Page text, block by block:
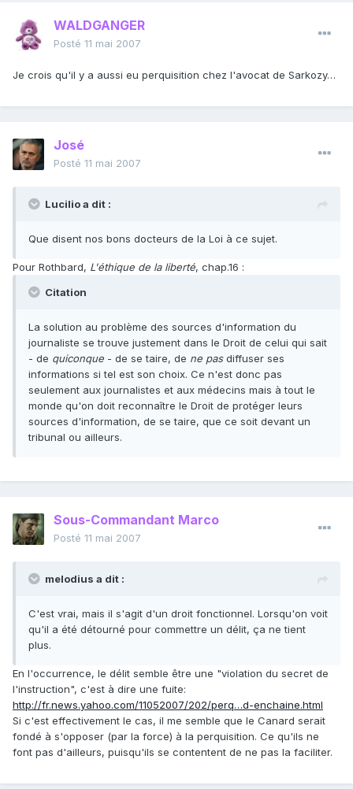
WALDGANGER
Posté 11 mai 2007
Je crois qu'il y a aussi eu perquisition chez l'avocat de Sarkozy…
José
Posté 11 mai 2007
Lucilio a dit :
Que disent nos bons docteurs de la Loi à ce sujet.
Pour Rothbard, L'éthique de la liberté, chap.16 :
Citation
La solution au problème des sources d'information du
journaliste se trouve justement dans le Droit de celui qui sait
- de quiconque - de se taire, de ne pasdiffuser ses
informations si tel est son choix. Ce n'est donc pas
seulement aux journalistes et aux médecins mais à tout le
monde qu'on doit reconnaître le Droit de protéger leurs
sources d'information, de se taire, que ce soit devant un
tribunal ou ailleurs.
Sous-Commandant Marco
Posté 11 mai 2007
melodius a dit :
C'est vrai, mais il s'agit d'un droit fonctionnel. Lorsqu'on voit
qu'il a été détourné pour commettre un délit, ça ne tient
plus.
En l'occurrence, le délit semble être une "violation du secret de
l'instruction", c'est à dire une fuite:
http://fr.news.yahoo.com/11052007/202/perq…d-enchaine.html
Si c'est effectivement le cas, il me semble que le Canard serait
fondé à s'opposer (par la force) à la perquisition. Ce qu'ils ne
font pas d'ailleurs, puisqu'ils se contentent de ne pas la faciliter.